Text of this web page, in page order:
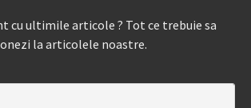
cu ultimile articole ? Tot ce trebuie sa
la articolele noastre.